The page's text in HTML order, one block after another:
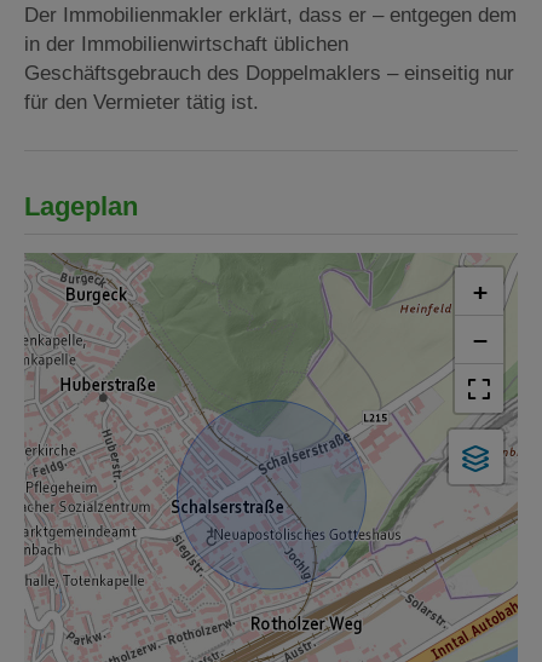
Der Immobilienmakler erklärt, dass er – entgegen dem
in der Immobilienwirtschaft üblichen
Geschäftsgebrauch des Doppelmaklers – einseitig nur
für den Vermieter tätig ist.
Lageplan
+
−